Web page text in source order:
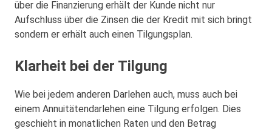
über die Finanzierung erhält der Kunde nicht nur
Aufschluss über die Zinsen die der Kredit mit sich bringt
sondern er erhält auch einen Tilgungsplan.
Klarheit bei der Tilgung
Wie bei jedem anderen Darlehen auch, muss auch bei
einem Annuitätendarlehen eine Tilgung erfolgen. Dies
geschieht in monatlichen Raten und den Betrag